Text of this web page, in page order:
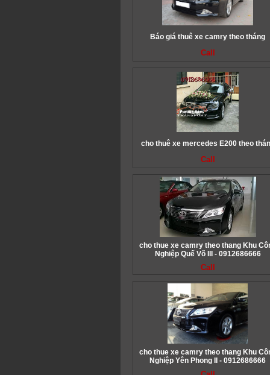
Báo giá thuê xe camry theo tháng
Call
cho thuê xe mercedes E200 theo
Call
cho thue xe camry theo thang Khu
Nghiệp Quế Võ III - 0912686666
Call
cho thue xe camry theo thang Khu
Nghiệp Yên Phong II - 0912686666